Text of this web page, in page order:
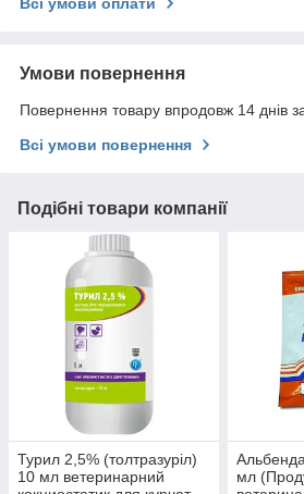
Умови повернення
Повернення товару впродовж 14 днів
Всі умови повернення
Подібні товари компанії
Турил 2,5% (толтразуріл)
10 мл ветеринарний
мл